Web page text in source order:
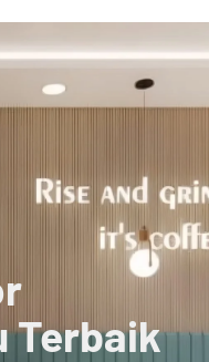
Terbaik